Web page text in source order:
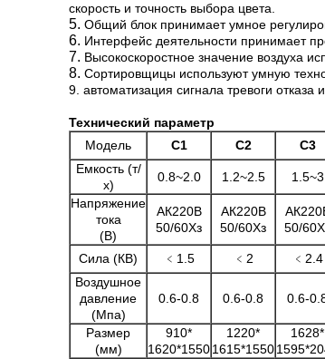
скорость и точность выбора цвета.
5. Общий блок принимает умное
6. Интерфейс деятельности принимает
7. Высокоскоростное значение воздуха
8. Сортировщицы используют умную
9. автоматизация сигнала тревоги
Технический параметр
Модель
С1 С2 С3
Емкость (т/
х)
0.8~2.0 1.2~2.5 1.5~3
Напряжение
тока
(В)
АК220В
50/60Хз
АК220В
50/60Хз
50/
Сила (КВ) ﹤1.5 ﹤2 ﹤2.4
Воздушное
давление
(Мпа)
0.6-0.8 0.6-0.8 0.6-
Размер
(мм)
910*
1620*1550
1220*
1615*1550
1628*